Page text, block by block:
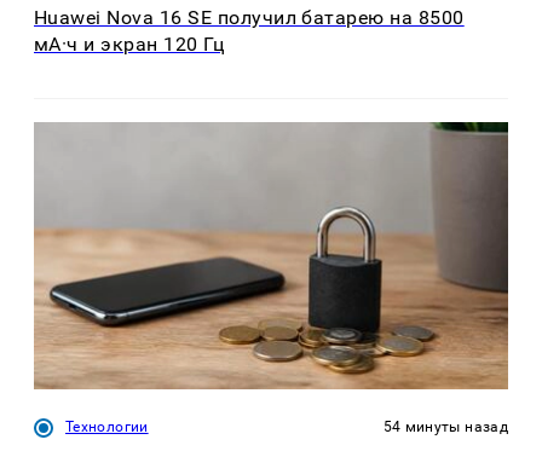
Huawei Nova 16 SE получил батарею на 8500
мА·ч и экран 120 Гц
Технологии 54 минуты назад